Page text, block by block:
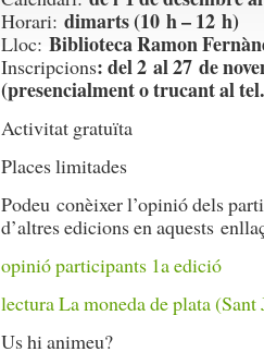
Horari: dimarts (10 h – 12 h)
Lloc: Biblioteca Ramon
Inscripcions: del 2 al 27 de
(presencialment o trucant al
Activitat gratuïta
Places limitades
Podeu conèixer l’opinió dels
d’altres edicions en aquests
opinió participants 1a edició
lectura La moneda de plata
Us hi animeu?